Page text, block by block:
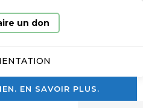
EN SAVOIR PLUS.
un don